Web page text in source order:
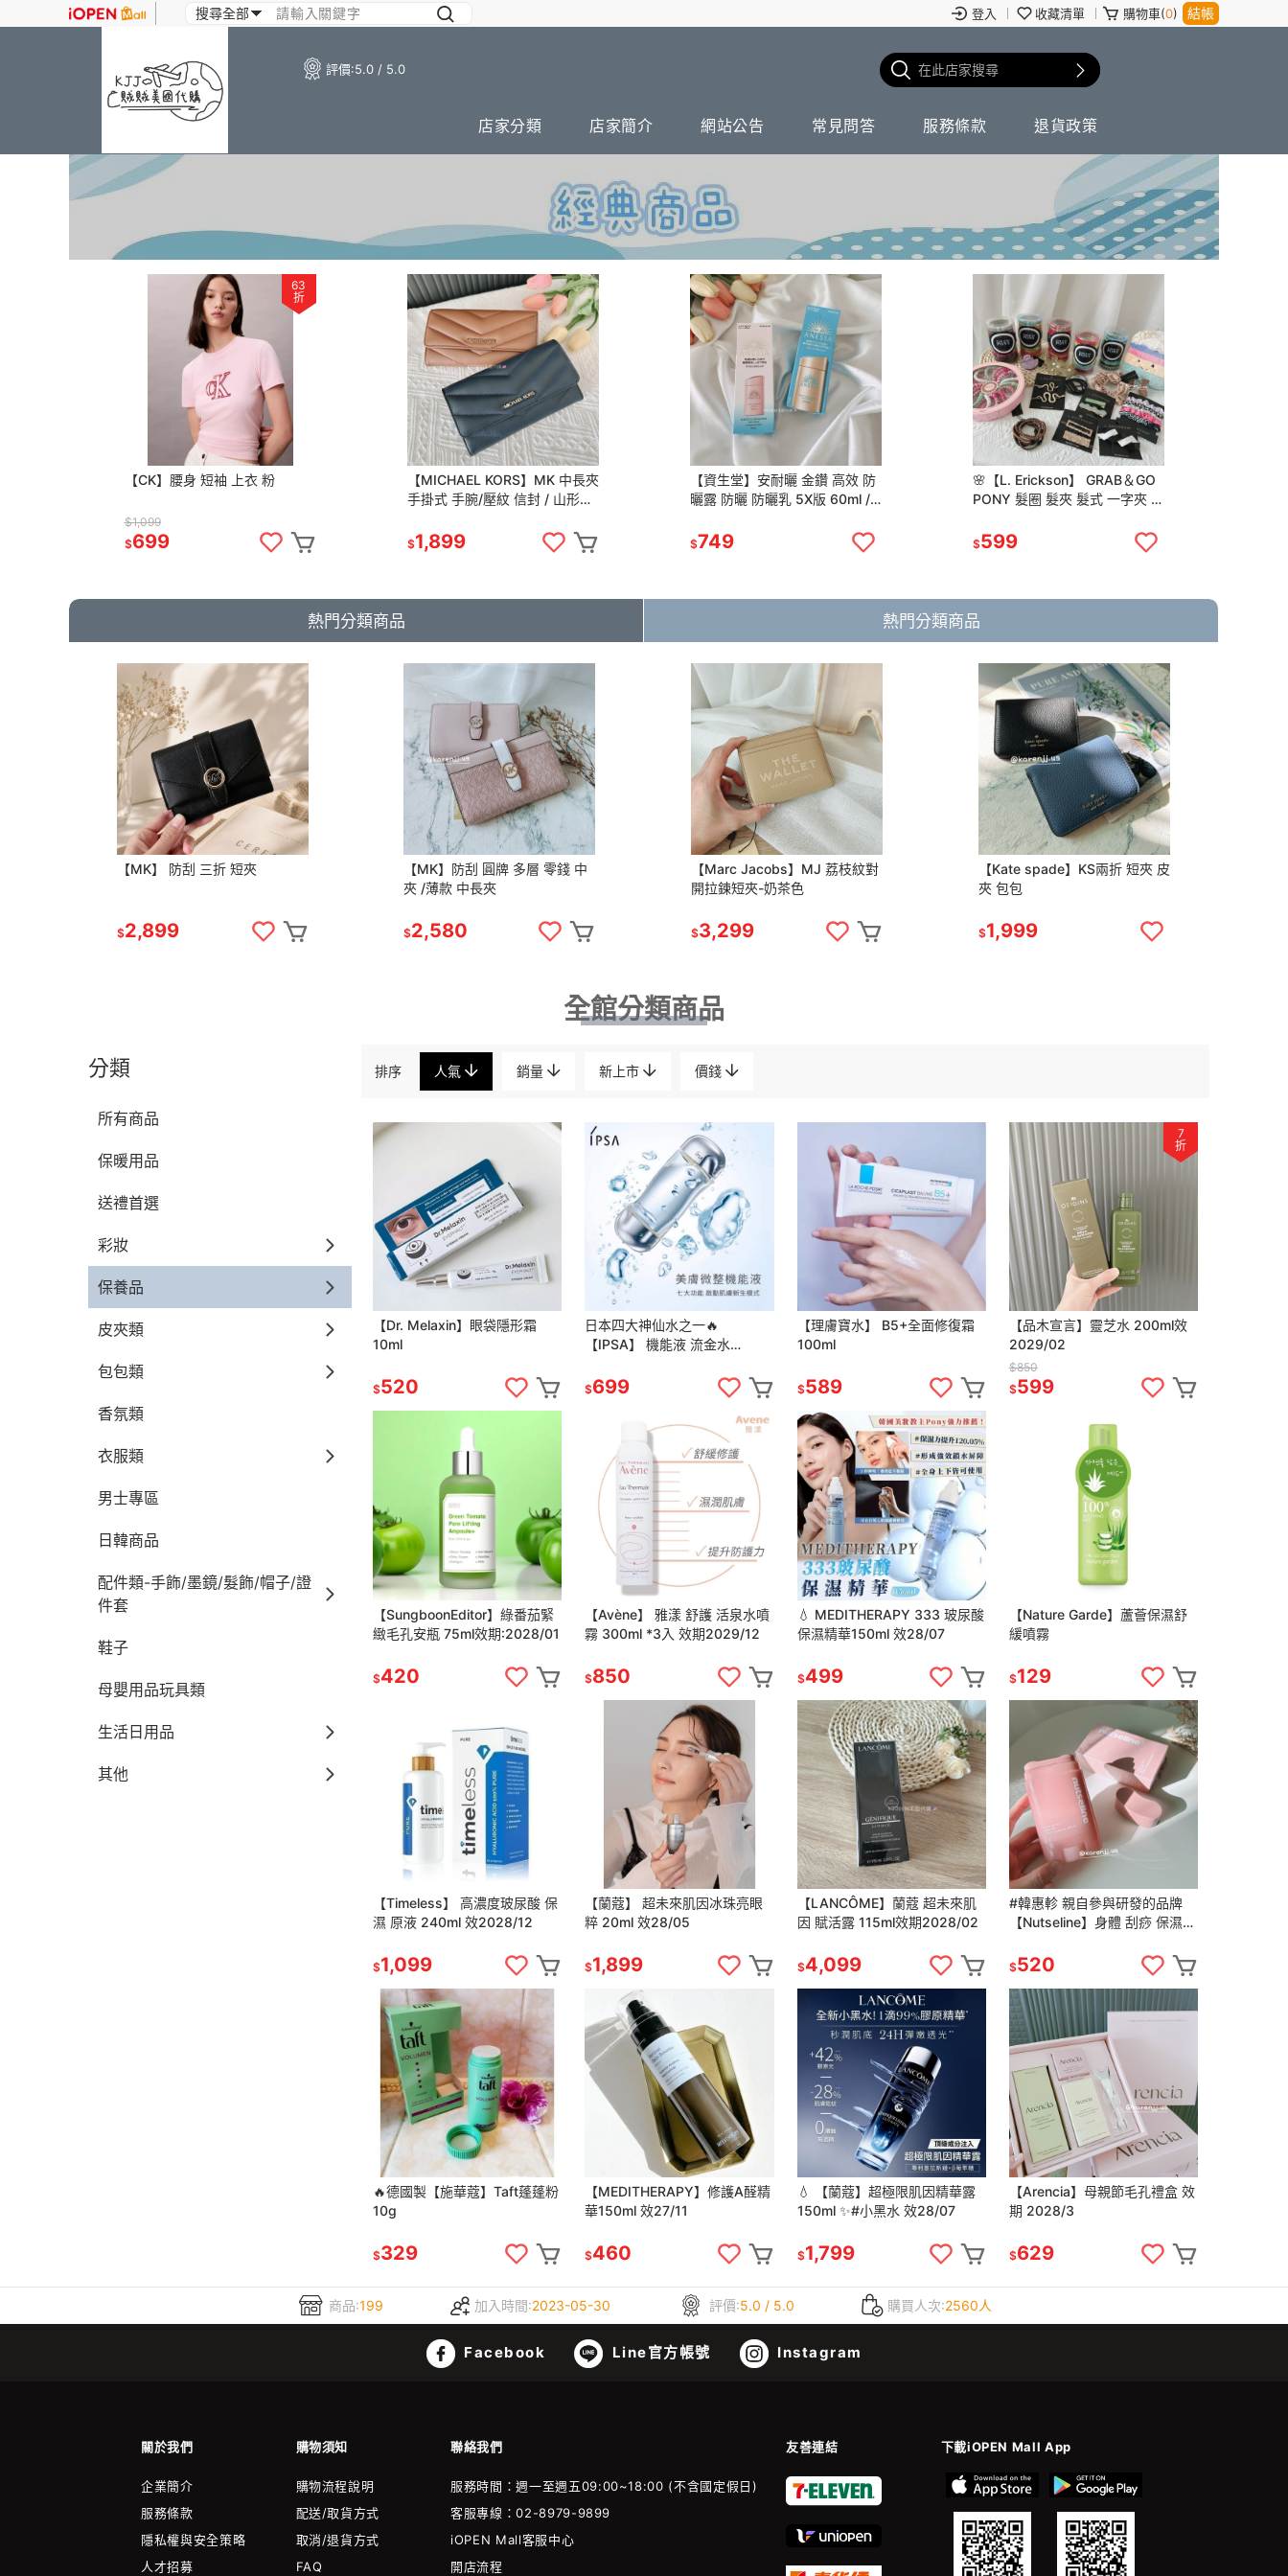
登入 收藏清單 購物車(0) 結帳
評價:5.0 / 5.0
店家分類 店家簡介 網站公告 常見問答 服務條款 退貨政策
63
折
【CK】腰身 短袖 上衣 粉
$1,099
$699
【MICHAEL KORS】MK 中長夾
手掛式 手腕/壓紋 信封 / 山形紋
$1,899
【資生堂】安耐曬 金鑽 高效 防
曬露 防曬 防曬乳 5X版 60ml /
$749
🌸【L. Erickson】 GRAB＆GO
PONY 髮圈 髮夾 髮式 一字夾 小
$599
熱門分類商品 熱門分類商品
【MK】 防刮 三折 短夾
$2,899
【MK】防刮 圓牌 多層 零錢 中
夾 /薄款 中長夾
$2,580
【Marc Jacobs】MJ 荔枝紋對
開拉鍊短夾-奶茶色
$3,299
【Kate spade】KS兩折 短夾 皮
夾 包包
$1,999
全館分類商品
分類
所有商品
保暖用品
送禮首選
彩妝
保養品
皮夾類
包包類
香氛類
衣服類
男士專區
日韓商品
配件類-手飾/墨鏡/髮飾/帽子/證
件套
鞋子
母嬰用品玩具類
生活日用品
其他
排序 人氣 銷量 新上市 價錢
【Dr. Melaxin】眼袋隱形霜
10ml
$520
日本四大神仙水之一🔥
【IPSA】 機能液 流金水
$699
【理膚寶水】 B5+全面修復霜
100ml
$589
7
折
【品木宣言】靈芝水 200ml效
2029/02
$850
$599
【SungboonEditor】綠番茄緊
緻毛孔安瓶 75ml效期:2028/01
$420
【Avène】 雅漾 舒護 活泉水噴
霧 300ml *3入 效期2029/12
$850
💧 MEDITHERAPY 333 玻尿酸
保濕精華150ml 效28/07
$499
【Nature Garde】蘆薈保濕舒
緩噴霧
$129
【Timeless】 高濃度玻尿酸 保
濕 原液 240ml 效2028/12
$1,099
【蘭蔻】 超未來肌因冰珠亮眼
粹 20ml 效28/05
$1,899
【LANCÔME】蘭蔻 超未來肌
因 賦活露 115ml效期2028/02
$4,099
#韓惠軫 親自參與研發的品牌
【Nutseline】身體 刮痧 保濕
$520
🔥德國製【施華蔻】Taft蓬蓬粉
10g
$329
【MEDITHERAPY】修護A醛精
華150ml 效27/11
$460
💧 【蘭蔻】超極限肌因精華露
150ml ✨#小黑水 效28/07
$1,799
【Arencia】母親節毛孔禮盒 效
期 2028/3
$629
商品:199 加入時間:2023-05-30 評價:5.0 / 5.0 購買人次:2560人
Facebook Line官方帳號 Instagram
關於我們 購物須知 聯絡我們 友善連結 下載iOPEN Mall App
企業簡介
服務條款
隱私權與安全策略
人才招募
購物流程說明
配送/取貨方式
取消/退貨方式
FAQ
服務時間：週一至週五09:00~18:00 (不含國定假日)
客服專線：02-8979-9899
iOPEN Mall客服中心
開店流程